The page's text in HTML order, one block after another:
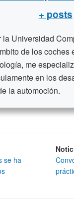
+ posts
Universidad
de los coches
me
en los
la automoción.
se ha